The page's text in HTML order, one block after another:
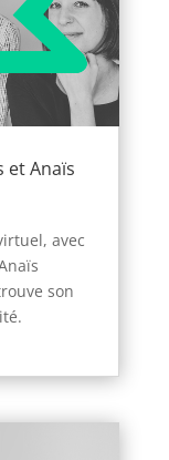
et Anaïs
avec
son